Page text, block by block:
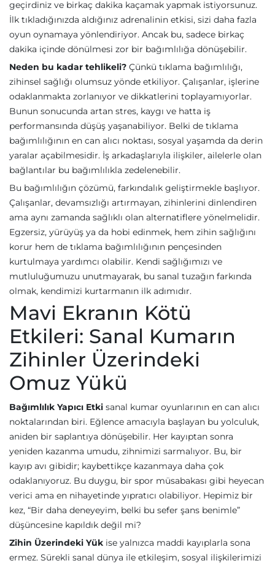
geçirdiniz ve birkaç dakika kaçamak yapmak istiyorsunuz.
İlk tıkladığınızda aldığınız adrenalinin etkisi, sizi daha fazla
oyun oynamaya yönlendiriyor. Ancak bu, sadece birkaç
dakika içinde dönülmesi zor bir bağımlılığa dönüşebilir.
Neden bu kadar tehlikeli? Çünkü tıklama bağımlılığı,
zihinsel sağlığı olumsuz yönde etkiliyor. Çalışanlar, işlerine
odaklanmakta zorlanıyor ve dikkatlerini toplayamıyorlar.
Bunun sonucunda artan stres, kaygı ve hatta iş
performansında düşüş yaşanabiliyor. Belki de tıklama
bağımlılığının en can alıcı noktası, sosyal yaşamda da derin
yaralar açabilmesidir. İş arkadaşlarıyla ilişkiler, ailelerle olan
bağlantılar bu bağımlılıkla zedelenebilir.
Bu bağımlılığın çözümü, farkındalık geliştirmekle başlıyor.
Çalışanlar, devamsızlığı artırmayan, zihinlerini dinlendiren
ama aynı zamanda sağlıklı olan alternatiflere yönelmelidir.
Egzersiz, yürüyüş ya da hobi edinmek, hem zihin sağlığını
korur hem de tıklama bağımlılığının pençesinden
kurtulmaya yardımcı olabilir. Kendi sağlığımızı ve
mutluluğumuzu unutmayarak, bu sanal tuzağın farkında
olmak, kendimizi kurtarmanın ilk adımıdır.
Mavi Ekranın Kötü
Etkileri: Sanal Kumarın
Zihinler Üzerindeki
Omuz Yükü
Bağımlılık Yapıcı Etki sanal kumar oyunlarının en can alıcı
noktalarından biri. Eğlence amacıyla başlayan bu yolculuk,
aniden bir saplantıya dönüşebilir. Her kayıptan sonra
yeniden kazanma umudu, zihnimizi sarmalıyor. Bu, bir
kayıp avı gibidir; kaybettikçe kazanmaya daha çok
odaklanıyoruz. Bu duygu, bir spor müsabakası gibi heyecan
verici ama en nihayetinde yıpratıcı olabiliyor. Hepimiz bir
kez, “Bir daha deneyeyim, belki bu sefer şans benimle”
düşüncesine kapıldık değil mi?
Zihin Üzerindeki Yük ise yalnızca maddi kayıplarla sona
ermez. Sürekli sanal dünya ile etkileşim, sosyal ilişkilerimizi